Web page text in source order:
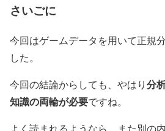
さいごに
今回はゲームデータを用いて正規
した。
今回の結論からしても、やはり分
知識の両輪が必要ですね。
よく読まれるようなら、また別の